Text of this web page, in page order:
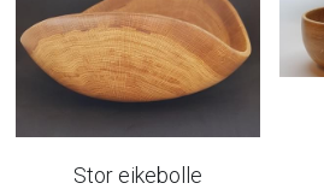
Stor eikebolle